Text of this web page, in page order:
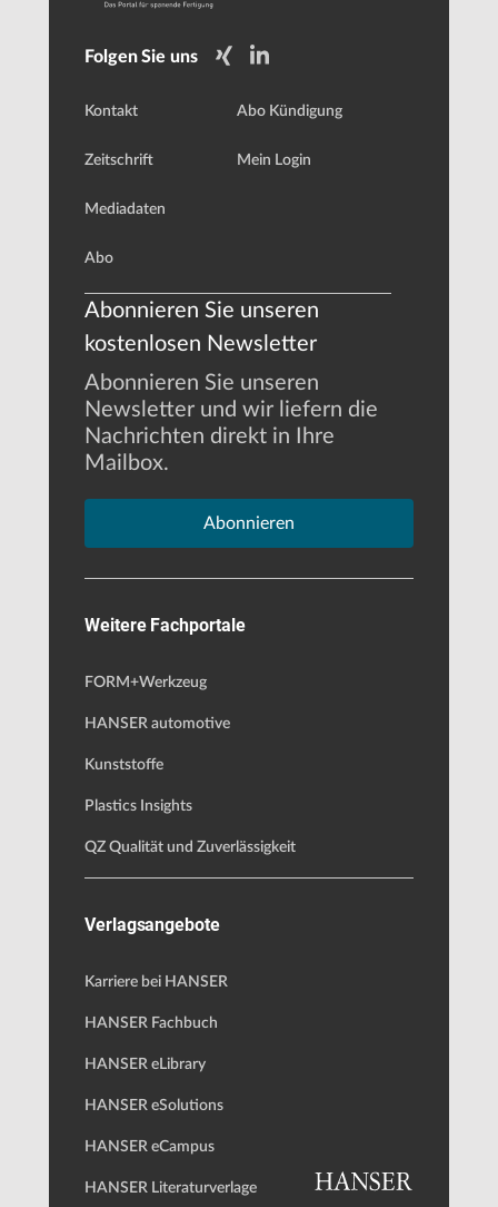
Folgen Sie uns
Kontakt
Zeitschrift
Mediadaten
Abo
Abo Kündigung
Mein Login
Abonnieren Sie unseren
kostenlosen Newsletter
Abonnieren Sie unseren
Newsletter und wir liefern die
Nachrichten direkt in Ihre
Mailbox.
Abonnieren
Weitere Fachportale
FORM+Werkzeug
HANSER automotive
Kunststoffe
Plastics Insights
QZ Qualität und Zuverlässigkeit
Verlagsangebote
Karriere bei HANSER
HANSER Fachbuch
HANSER eLibrary
HANSER eSolutions
HANSER eCampus
HANSER Literaturverlage